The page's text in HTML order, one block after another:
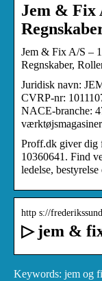
Jem & Fix
Jem & Fix A/S –
Regnskaber,
Juridisk navn:
CVRP-nr:
NACE-branche:
Proff.dk giver dig
10360641. Find
ledelse, bestyrelse
http s://
▷ jem &
Keywords: jem og